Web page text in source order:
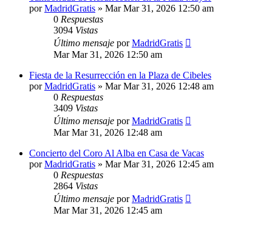
porMadridGratis » Mar Mar 31, 2026 12:50 am
0 Respuestas
3094 Vistas
Último mensaje porMadridGratis
Mar Mar 31, 2026 12:50 am
Fiesta de la Resurrección en la Plaza de Cibeles
porMadridGratis » Mar Mar 31, 2026 12:48 am
0 Respuestas
3409 Vistas
Último mensaje porMadridGratis
Mar Mar 31, 2026 12:48 am
Concierto del Coro Al Alba en Casa de Vacas
porMadridGratis » Mar Mar 31, 2026 12:45 am
0 Respuestas
2864 Vistas
Último mensaje porMadridGratis
Mar Mar 31, 2026 12:45 am